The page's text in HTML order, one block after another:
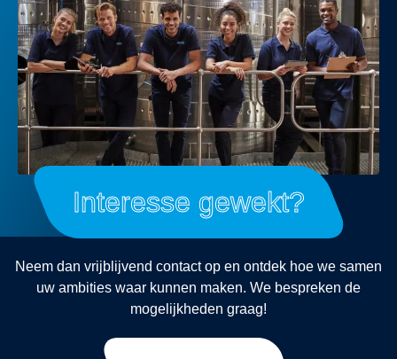
Interesse gewekt?
Neem dan vrijblijvend contact op en ontdek hoe we samen
uw ambities waar kunnen maken. We bespreken de
mogelijkheden graag!